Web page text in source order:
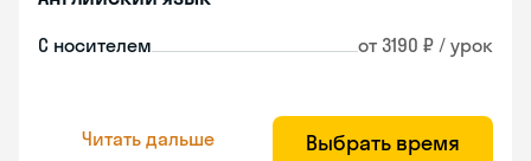
С носителем от 3190 ₽ / урок
Читать дальше Выбрать время